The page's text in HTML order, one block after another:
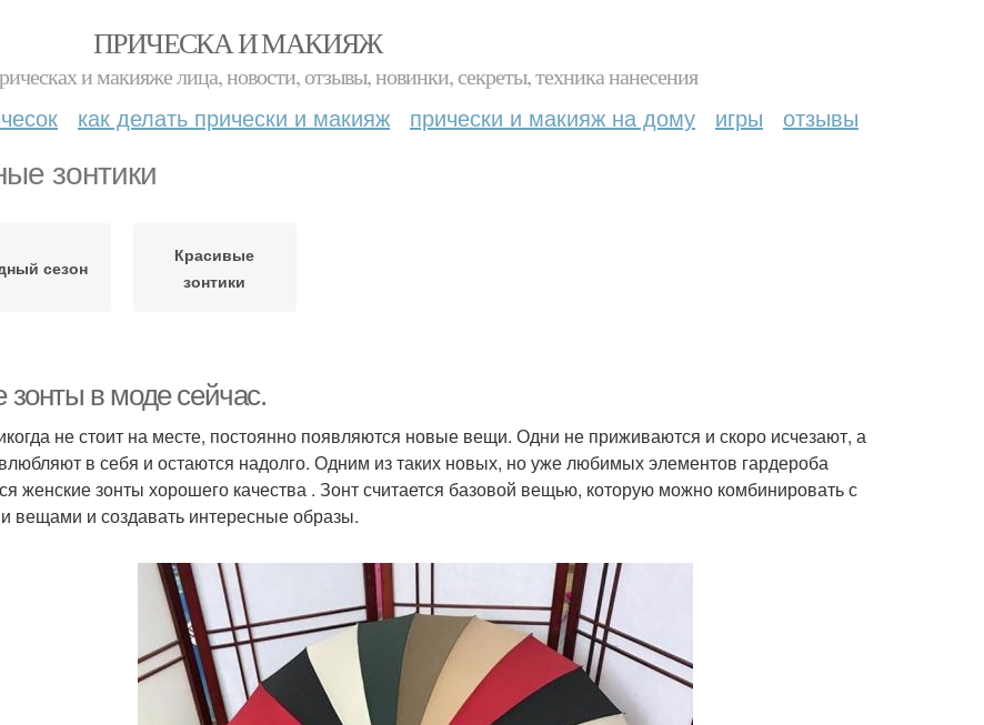
ПРИЧЕСКА И МАКИЯЖ
и макияже лица, новости, отзывы, новинки, секреты, техника нанесения
как делать прически и макияж прически и макияж на дому игры отзывы
зонтики
сезон
Красивые
зонтики
зонты в моде сейчас.
не стоит на месте, постоянно появляются новые вещи. Одни не приживаются и скоро исчезают, а
в себя и остаются надолго. Одним из таких новых, но уже любимых элементов гардероба
женские зонты хорошего качества . Зонт считается базовой вещью, которую можно комбинировать с
вещами и создавать интересные образы.